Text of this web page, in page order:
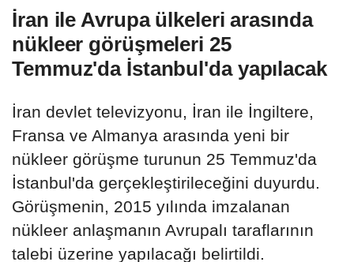
İran ile Avrupa ülkeleri arasında
nükleer görüşmeleri 25
Temmuz'da İstanbul'da yapılacak
İran devlet televizyonu, İran ile İngiltere,
Fransa ve Almanya arasında yeni bir
nükleer görüşme turunun 25 Temmuz'da
İstanbul'da gerçekleştirileceğini duyurdu.
Görüşmenin, 2015 yılında imzalanan
nükleer anlaşmanın Avrupalı taraflarının
talebi üzerine yapılacağı belirtildi.